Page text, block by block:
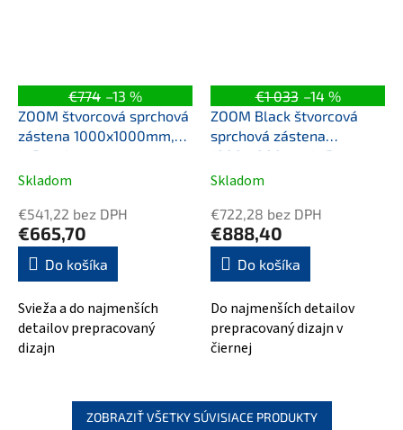
€774 –13 %
ZOOM štvorcová sprchová
zástena 1000x1000mm,
L/P varianta
Skladom
€541,22 bez DPH
€665,70
Do košíka
Svieža a do najmenších
detailov prepracovaný
dizajn
€1 033 –14 %
ZOOM Black štvorcová
sprchová zástena
1000x1000mm L/P
varianta
Skladom
€722,28 bez DPH
€888,40
Do košíka
Do najmenších detailov
prepracovaný dizajn v
čiernej
ZOBRAZIŤ VŠETKY SÚVISIACE PRODUKTY